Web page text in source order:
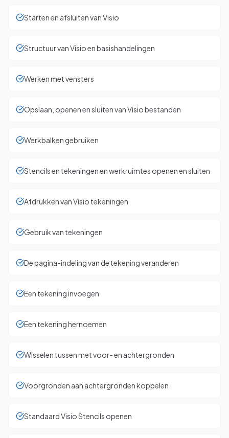
Starten en afsluiten van Visio
Structuur van Visio en basishandelingen
Werken met vensters
Opslaan, openen en sluiten van Visio bestanden
Werkbalken gebruiken
Stencils en tekeningen en werkruimtes openen en sluiten
Afdrukken van Visio tekeningen
Gebruik van tekeningen
De pagina-indeling van de tekening veranderen
Een tekening invoegen
Een tekening hernoemen
Wisselen tussen met voor- en achtergronden
Voorgronden aan achtergronden koppelen
Standaard Visio Stencils openen